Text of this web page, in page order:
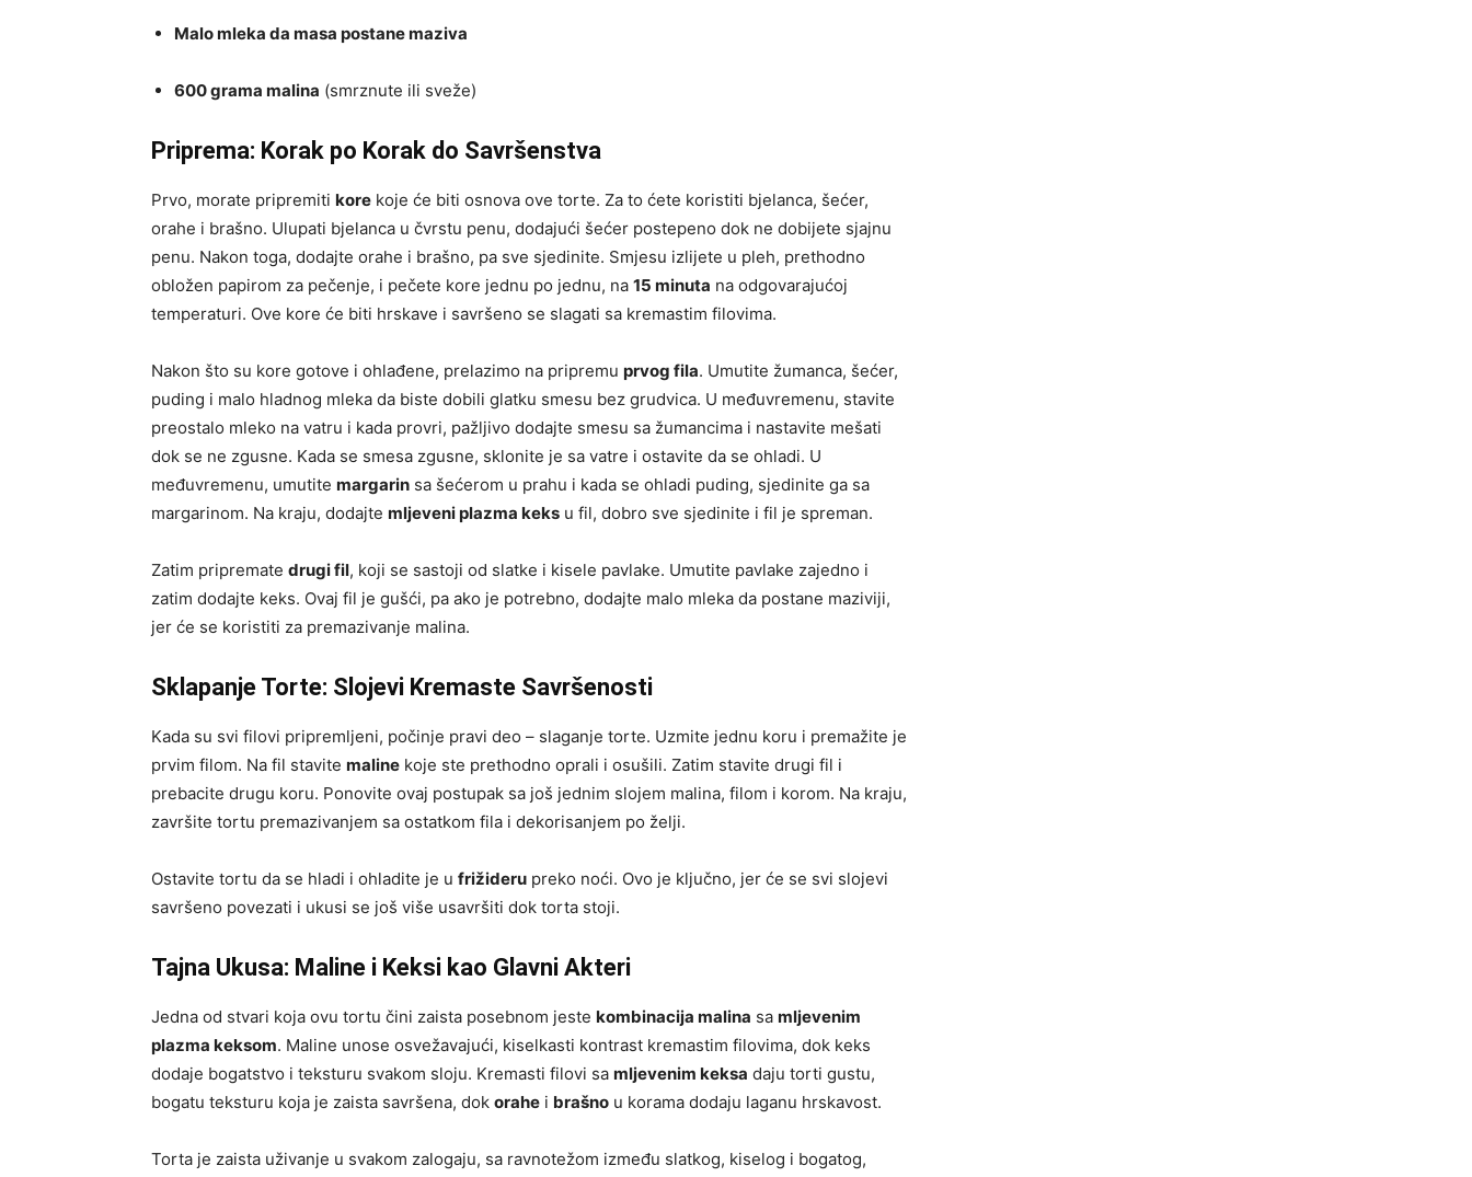
Malo mleka da masa postane maziva
600 grama malina (smrznute ili sveže)
Priprema: Korak po Korak do Savršenstva
Prvo, morate pripremiti kore koje će biti osnova ove torte. Za to ćete koristiti bjelanca, šećer,
orahe i brašno. Ulupati bjelanca u čvrstu penu, dodajući šećer postepeno dok ne dobijete sjajnu
penu. Nakon toga, dodajte orahe i brašno, pa sve sjedinite. Smjesu izlijete u pleh, prethodno
obložen papirom za pečenje, i pečete kore jednu po jednu, na 15 minuta na odgovarajućoj
temperaturi. Ove kore će biti hrskave i savršeno se slagati sa kremastim filovima.
Nakon što su kore gotove i ohlađene, prelazimo na pripremu prvog fila. Umutite žumanca, šećer,
puding i malo hladnog mleka da biste dobili glatku smesu bez grudvica. U međuvremenu, stavite
preostalo mleko na vatru i kada provri, pažljivo dodajte smesu sa žumancima i nastavite mešati
dok se ne zgusne. Kada se smesa zgusne, sklonite je sa vatre i ostavite da se ohladi. U
međuvremenu, umutite margarin sa šećerom u prahu i kada se ohladi puding, sjedinite ga sa
margarinom. Na kraju, dodajte mljeveni plazma keks u fil, dobro sve sjedinite i fil je spreman.
Zatim pripremate drugi fil, koji se sastoji od slatke i kisele pavlake. Umutite pavlake zajedno i
zatim dodajte keks. Ovaj fil je gušći, pa ako je potrebno, dodajte malo mleka da postane maziviji,
jer će se koristiti za premazivanje malina.
Sklapanje Torte: Slojevi Kremaste Savršenosti
Kada su svi filovi pripremljeni, počinje pravi deo – slaganje torte. Uzmite jednu koru i premažite je
prvim filom. Na fil stavite maline koje ste prethodno oprali i osušili. Zatim stavite drugi fil i
prebacite drugu koru. Ponovite ovaj postupak sa još jednim slojem malina, filom i korom. Na kraju,
završite tortu premazivanjem sa ostatkom fila i dekorisanjem po želji.
Ostavite tortu da se hladi i ohladite je u frižideru preko noći. Ovo je ključno, jer će se svi slojevi
savršeno povezati i ukusi se još više usavršiti dok torta stoji.
Tajna Ukusa: Maline i Keksi kao Glavni Akteri
Jedna od stvari koja ovu tortu čini zaista posebnom jeste kombinacija malina sa mljevenim
plazma keksom. Maline unose osvežavajući, kiselkasti kontrast kremastim filovima, dok keks
dodaje bogatstvo i teksturu svakom sloju. Kremasti filovi sa mljevenim keksa daju torti gustu,
bogatu teksturu koja je zaista savršena, dok orahe i brašno u korama dodaju laganu hrskavost.
Torta je zaista uživanje u svakom zalogaju, sa ravnotežom između slatkog, kiselog i bogatog,